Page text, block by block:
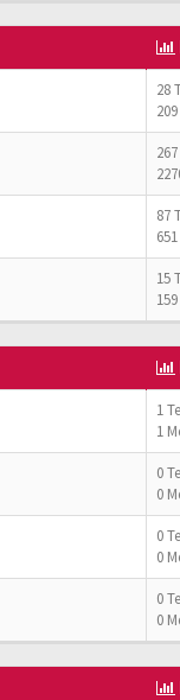
28
87
15
1
1
0
0
0
0
0
0